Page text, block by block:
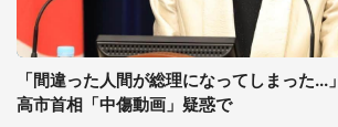
「間違った人間が総理になってしまった
高市首相「中傷動画」疑惑で